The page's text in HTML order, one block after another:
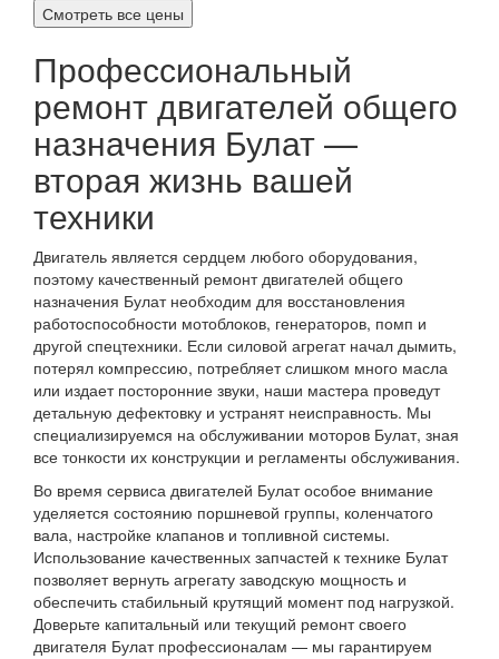
Смотреть все цены
Профессиональный
ремонт двигателей общего
назначения Булат —
вторая жизнь вашей
техники
Двигатель является сердцем любого оборудования,
поэтому качественный ремонт двигателей общего
назначения Булат необходим для восстановления
работоспособности мотоблоков, генераторов, помп и
другой спецтехники. Если силовой агрегат начал дымить,
потерял компрессию, потребляет слишком много масла
или издает посторонние звуки, наши мастера проведут
детальную дефектовку и устранят неисправность. Мы
специализируемся на обслуживании моторов Булат, зная
все тонкости их конструкции и регламенты обслуживания.
Во время сервиса двигателей Булат особое внимание
уделяется состоянию поршневой группы, коленчатого
вала, настройке клапанов и топливной системы.
Использование качественных запчастей к технике Булат
позволяет вернуть агрегату заводскую мощность и
обеспечить стабильный крутящий момент под нагрузкой.
Доверьте капитальный или текущий ремонт своего
двигателя Булат профессионалам — мы гарантируем